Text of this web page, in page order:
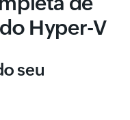
Hyper-V
seu